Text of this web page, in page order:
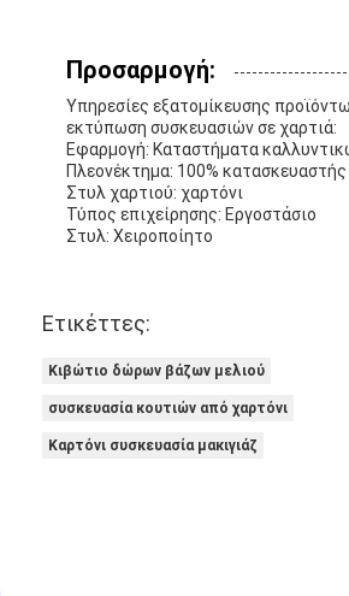
Προσαρμογή:
Υπηρεσίες εξατομίκευσης
εκτύπωση συσκευασιών σε χαρτιά:
Εφαρμογή: Καταστήματα
Πλεονέκτημα: 100% κατασκευαστής
Στυλ χαρτιού: χαρτόνι
Τύπος επιχείρησης: Εργοστάσιο
Στυλ: Χειροποίητο
Ετικέττες:
Κιβώτιο δώρων βάζων μελιού
συσκευασία κουτιών από χαρτόνι
Καρτόνι συσκευασία μακιγιάζ